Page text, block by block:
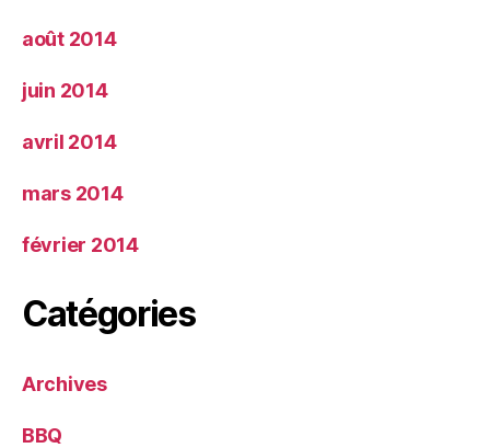
août 2014
juin 2014
avril 2014
mars 2014
février 2014
Catégories
Archives
BBQ